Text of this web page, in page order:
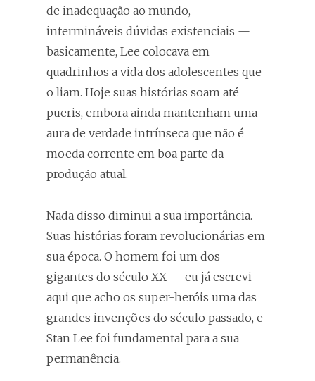
de inadequação ao mundo,
intermináveis dúvidas existenciais —
basicamente, Lee colocava em
quadrinhos a vida dos adolescentes que
o liam. Hoje suas histórias soam até
pueris, embora ainda mantenham uma
aura de verdade intrínseca que não é
moeda corrente em boa parte da
produção atual.
Nada disso diminui a sua importância.
Suas histórias foram revolucionárias em
sua época. O homem foi um dos
gigantes do século XX — eu já escrevi
aqui que acho os super-heróis uma das
grandes invenções do século passado, e
Stan Lee foi fundamental para a sua
permanência.